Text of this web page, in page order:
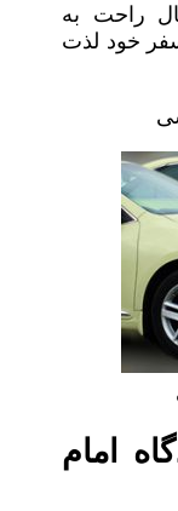
راحت به
خود لذت
امام